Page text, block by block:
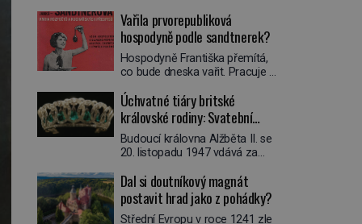
víří kolotoč myšlenek. Když se
probere z mdlob, vzpomene si
na jednu z pařížských
jasnovidek, kterou před lety
navštívil. Prorokovala mu
vysmál. „Robespierre to
dotáhne hodně daleko,“
prohlásil o něm jiný významný
francouzský revolucionář,
Honoré de Mirabeau […]
Vařila prvorepubliková
hospodyně podle sandtnerek?
Hospodyně Františka přemítá,
co bude dneska vařit. Pracuje v
mlsný jazýček. Zalistuje proto
rychle v jedné ze „sandtnerek“.
„Zaplaťpánbůh, že už
nemusíme chodit s lístky,“
povzdechne si směrem ke
ruce. Ještě v prvních letech
nové republiky fungoval kvůli
nedostatku zboží přídělový
Úchvatné tiáry britské
královské rodiny: Svatební
klenot Alžbětě II. praskl
Budoucí královna Alžběta II. se
20. listopadu 1947 vdává za
Mountbattena. Aby měla na
obřad ve Westminsteru podle
tradice „něco vypůjčeného“, její
Dal si doutníkový magnát
postavit hrad jako z pohádky?
Střední Evropu v roce 1241 zle